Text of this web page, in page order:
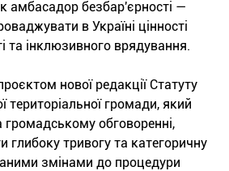
амбасадор безбар'єрності —
в Україні цінності
та інклюзивного врядування.
нової редакції Статуту
територіальної громади, який
громадському обговоренні,
глибоку тривогу та категоричну
змінами до процедури